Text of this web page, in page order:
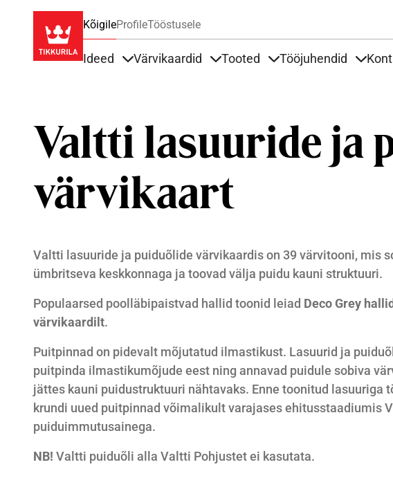
KõigileProfileTööstusele
Ideed Värvikaardid Tooted Tööjuhendid
Valtti lasuuride ja
värvikaart
Valtti lasuuride ja puiduõlide värvikaardis on 39 värvitooni, mis
ümbritseva keskkonnaga ja toovad välja puidu kauni struktuuri.
Populaarsed poolläbipaistvad hallid toonid leiad Deco Grey
värvikaardilt.
Puitpinnad on pidevalt mõjutatud ilmastikust. Lasuurid ja
puitpinda ilmastikumõjude eest ning annavad puidule sobiva
jättes kauni puidustruktuuri nähtavaks. Enne toonitud lasuuriga
krundi uued puitpinnad võimalikult varajases ehitusstaadiumis
puiduimmutusainega.
NB! Valtti puiduõli alla Valtti Pohjustet ei kasutata.